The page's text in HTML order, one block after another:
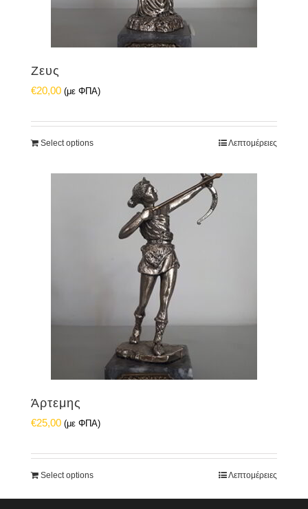
Ζευς
€20,00 (με ΦΠΑ)
Select options Λεπτομέρειες
Άρτεμης
€25,00 (με ΦΠΑ)
Select options Λεπτομέρειες